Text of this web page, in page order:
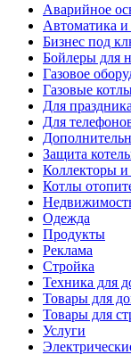
Аварийное
Автоматика и
Бизнес под
Бойлеры для
Газовое
Газовые
Для праздника
Для
Защита
Коллекторы
Котлы
Одежда
Продукты
Реклама
Стройка
Техника для
Товары для
Товары для
Услуги